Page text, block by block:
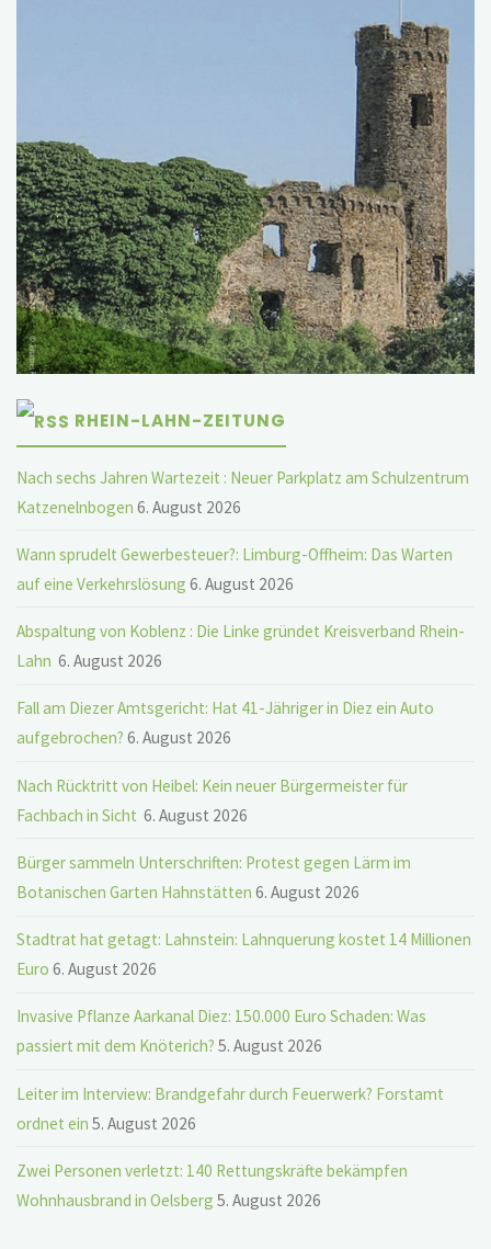
RHEIN-LAHN-ZEITUNG
Nach sechs Jahren Wartezeit : Neuer Parkplatz am Schulzentrum
Katzenelnbogen 6. August 2026
Wann sprudelt Gewerbesteuer?: Limburg-Offheim: Das Warten
auf eine Verkehrslösung 6. August 2026
Abspaltung von Koblenz : Die Linke gründet Kreisverband Rhein-
Lahn 6. August 2026
Fall am Diezer Amtsgericht: Hat 41-Jähriger in Diez ein Auto
aufgebrochen? 6. August 2026
Nach Rücktritt von Heibel: Kein neuer Bürgermeister für
Fachbach in Sicht 6. August 2026
Bürger sammeln Unterschriften: Protest gegen Lärm im
Botanischen Garten Hahnstätten 6. August 2026
Stadtrat hat getagt: Lahnstein: Lahnquerung kostet 14 Millionen
Euro 6. August 2026
Invasive Pflanze Aarkanal Diez: 150.000 Euro Schaden: Was
passiert mit dem Knöterich? 5. August 2026
Leiter im Interview: Brandgefahr durch Feuerwerk? Forstamt
ordnet ein 5. August 2026
Zwei Personen verletzt: 140 Rettungskräfte bekämpfen
Wohnhausbrand in Oelsberg 5. August 2026